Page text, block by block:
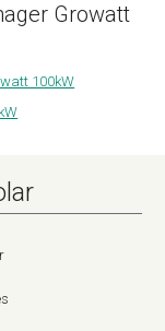
Growatt
100kW